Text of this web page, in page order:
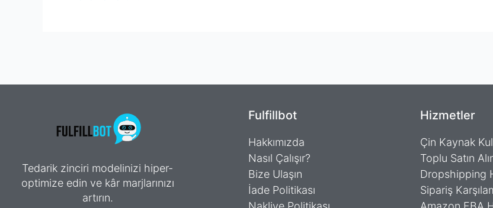
Tedarik zinciri modelinizi hiper-
optimize edin ve kâr marjlarınızı
artırın.
Fulfillbot
Hakkımızda
Nasıl Çalışır?
Bize Ulaşın
İade Politikası
Hizmetler
Çin Kaynak
Toplu Satın
Dropshipping
Sipariş